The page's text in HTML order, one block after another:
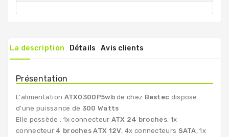
La description Détails Avis clients
Présentation
L'alimentation ATX0300P5wbde chez Bestec dispose
d'une puissance de 300 Watts
Elle possède : 1x connecteur ATX 24 broches, 1x
connecteur 4 broches ATX 12V, 4x connecteurs SATA, 1x